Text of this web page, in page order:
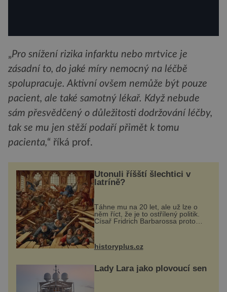
„Pro snížení rizika infarktu nebo mrtvice je
zásadní to, do jaké míry nemocný na léčbě
spolupracuje. Aktivní ovšem nemůže být pouze
pacient, ale také samotný lékař. Když nebude
sám přesvědčený o důležitosti dodržování léčby,
tak se mu jen stěží podaří přimět k tomu
pacienta,“ říká prof.
Utonuli říšští šlechtici v
latríně?
Táhne mu na 20 let, ale už lze o
něm říct, že je to ostřílený politik.
Císař Fridrich Barbarossa proto
posílá svého syna a dědice
Jindřicha VI. do Erfurtu, aby se stal
prostředníkem při řešení sporu m...
historyplus.cz
Lady Lara jako plovoucí sen